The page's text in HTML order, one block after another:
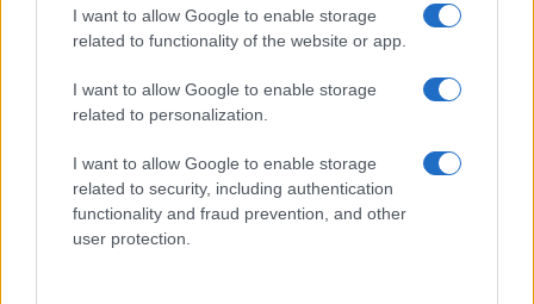
I want to allow Google to enable storage
related to functionality of the website or app.
I want to allow Google to enable storage
related to personalization.
I want to allow Google to enable storage
related to security, including authentication
functionality and fraud prevention, and other
user protection.
NECROLOGIE